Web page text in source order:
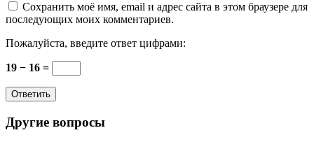
Сохранить моё имя, email и адрес сайта в этом браузере для
последующих моих комментариев.
Пожалуйста, введите ответ цифрами:
19 − 16 =
Другие вопросы